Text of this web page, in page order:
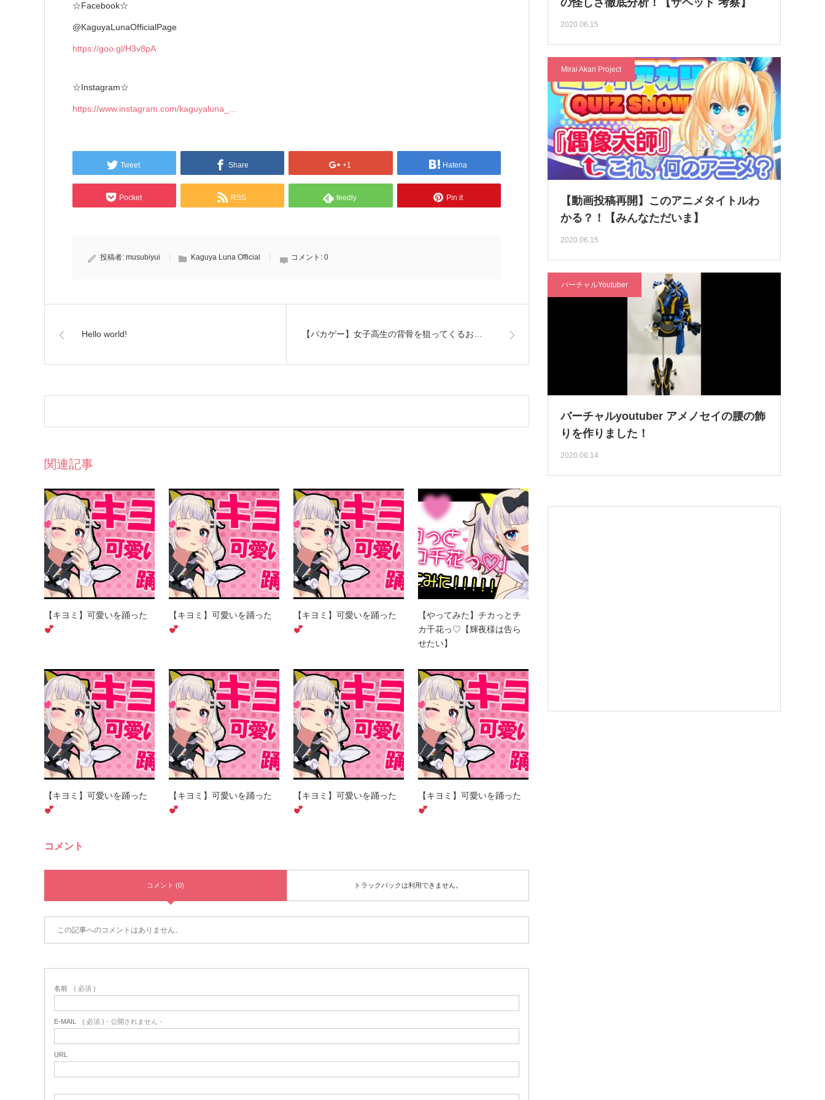
☆Facebook☆
@KaguyaLunaOfficialPage
https://goo.gl/H3v8pA
☆Instagram☆
https://www.instagram.com/kaguyaluna_…
Tweet Share +1 Hatena
Pocket RSS feedly Pin it
投稿者: musubiyui Kaguya Luna Official コメント: 0
Hello world! 【バカゲー】女子高生の背骨を狙ってくるお…
関連記事
【キヨミ】可愛いを踊った 【キヨミ】可愛いを踊った 【キヨミ】可愛いを踊った
【やってみた】チカっとチ
カ千花っ♡【輝夜様は告ら
せたい】
【キヨミ】可愛いを踊った 【キヨミ】可愛いを踊った 【キヨミ】可愛いを踊った 【キヨミ】可愛いを踊った
コメント
コメント (0) トラックバックは利用できません。
この記事へのコメントはありません。
名前 ( 必須 )
E-MAIL ( 必須 ) - 公開されません -
URL
の怪しさ徹底分析！【ザヘッド 考察】
2020.06.15
Mirai Akari Project
【動画投稿再開】このアニメタイトルわ
かる？！【みんなただいま】
2020.06.15
バーチャルYoutuber
バーチャルyoutuber アメノセイの腰の飾
りを作りました！
2020.06.14